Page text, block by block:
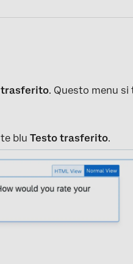
trasferito. Questo menu si
bluTesto trasferito.